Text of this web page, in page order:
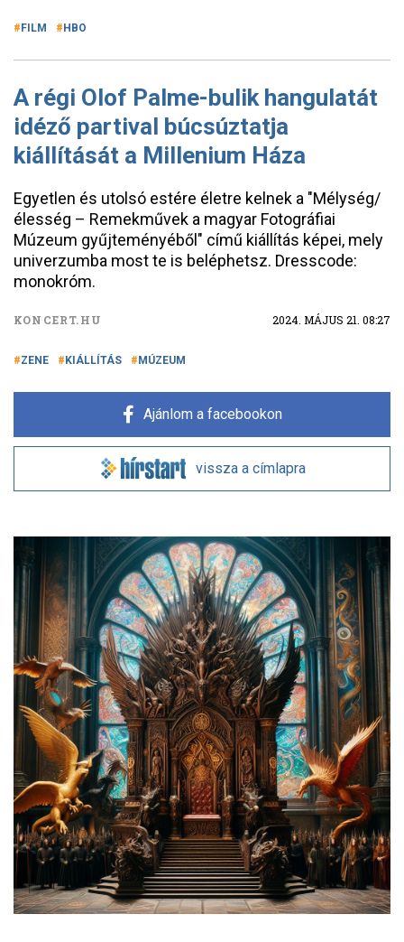
FILM HBO
A régi Olof Palme-bulik hangulatát
idéző partival búcsúztatja
kiállítását a Millenium Háza
Egyetlen és utolsó estére életre kelnek a "Mélység/
élesség – Remekművek a magyar Fotográfiai
Múzeum gyűjteményéből" című kiállítás képei, mely
univerzumba most te is beléphetsz. Dresscode:
monokróm.
KONCERT.HU 2024. MÁJUS 21. 08:27
ZENE KIÁLLÍTÁS MÚZEUM
Ajánlom a facebookon
vissza a címlapra